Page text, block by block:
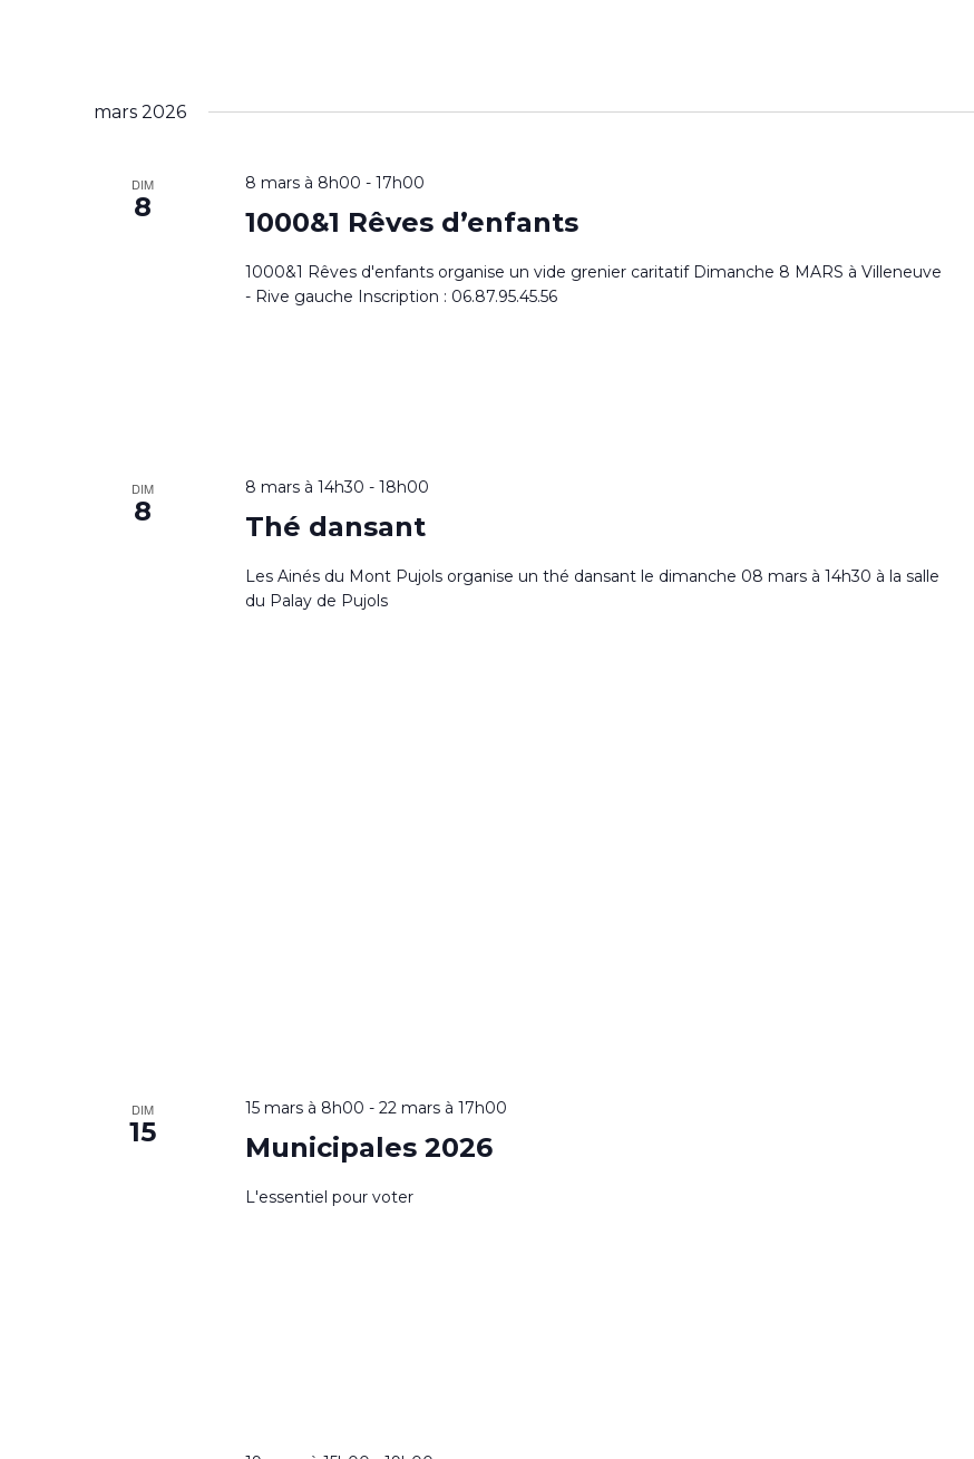
mars 2026
DIM
8
8 mars à 8h00 - 17h00
1000&1 Rêves d’enfants
1000&1 Rêves d'enfants organise un vide grenier caritatif Dimanche 8 MARS à Villeneuve
- Rive gauche Inscription : 06.87.95.45.56
DIM
8
8 mars à 14h30 - 18h00
Thé dansant
Les Ainés du Mont Pujols organise un thé dansant le dimanche 08 mars à 14h30 à la salle
du Palay de Pujols
DIM
15
15 mars à 8h00 - 22 mars à 17h00
Municipales 2026
L'essentiel pour voter